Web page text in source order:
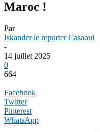
Maroc !
Par
Iskander le reporter Casaoui
-
14 juillet 2025
0
664
Facebook
Twitter
Pinterest
WhatsApp